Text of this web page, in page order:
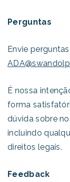
Perguntas
Envie
É nossa
forma
dúvida sobre
incluindo
direitos legais.
Feedback